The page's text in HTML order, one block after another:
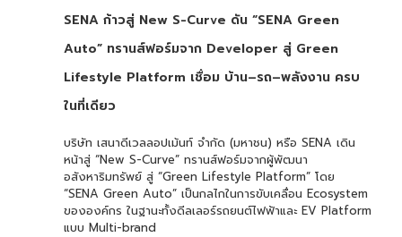
SENA ก้าวสู่ New S-Curve ดัน “SENA Green
Auto” ทรานส์ฟอร์มจาก Developer สู่ Green
Lifestyle Platform เชื่อม บ้าน–รถ–พลังงาน ครบ
ในที่เดียว
บริษัท เสนาดีเวลลอปเม้นท์ จำกัด (มหาชน) หรือ SENA เดิน
หน้าสู่ “New S-Curve” ทรานส์ฟอร์มจากผู้พัฒนา
อสังหาริมทรัพย์ สู่ “Green Lifestyle Platform” โดย
“SENA Green Auto” เป็นกลไกในการขับเคลื่อน Ecosystem
ขององค์กร ในฐานะทั้งดีลเลอร์รถยนต์ไฟฟ้าและ EV Platform
แบบ Multi-brand